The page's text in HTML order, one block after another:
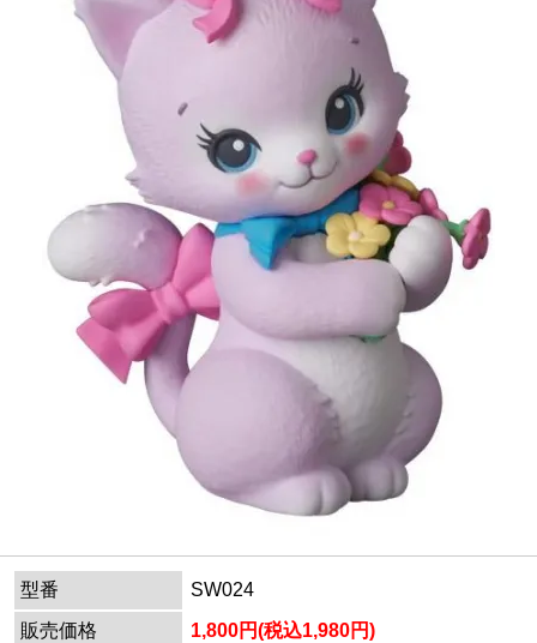
型番
SW024
販売価格
1,800円(税込1,980円)